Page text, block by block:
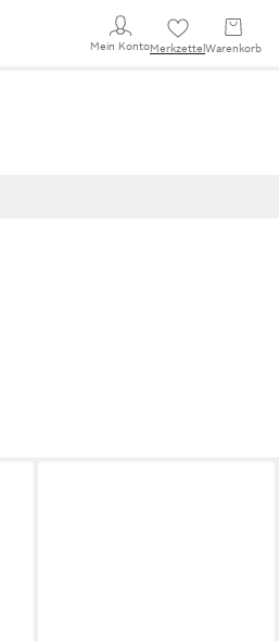
Mein KontoMerkzettel Warenkorb